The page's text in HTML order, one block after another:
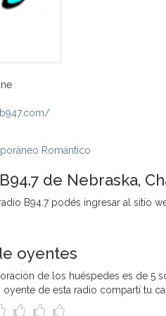
Romántico
de Nebraska,
B94.7 podés ingresar al sitio
oyentes
de los huéspedes es de 5
oyente de esta radio compartí tu